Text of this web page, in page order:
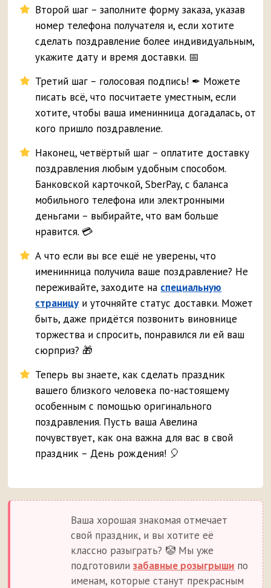
Второй шаг – заполните форму заказа, указав
номер телефона получателя и, если хотите
сделать поздравление более индивидуальным,
укажите дату и время доставки. 📅
Третий шаг – голосовая подпись! ✒ Можете
писать всё, что посчитаете уместным, если
хотите, чтобы ваша именинница догадалась, от
кого пришло поздравление.
Наконец, четвёртый шаг – оплатите доставку
поздравления любым удобным способом.
Банковской карточкой, SberPay, с баланса
мобильного телефона или электронными
деньгами – выбирайте, что вам больше
нравится. 💳
А что если вы все ещё не уверены, что
именинница получила ваше поздравление? Не
переживайте, заходите на специальную
страницуи уточняйте статус доставки. Может
быть, даже придётся позвонить виновнице
торжества и спросить, понравился ли ей ваш
сюрприз? 🎁
Теперь вы знаете, как сделать праздник
вашего близкого человека по-настоящему
особенным с помощью оригинального
поздравления. Пусть ваша Авелина
почувствует, как она важна для вас в свой
праздник – День рождения! 🎈
Ваша хорошая знакомая отмечает
свой праздник, и вы хотите её
классно разыграть? 🤡 Мы уже
подготовилизабавные розыгрыши по
именам, которые станут прекрасным